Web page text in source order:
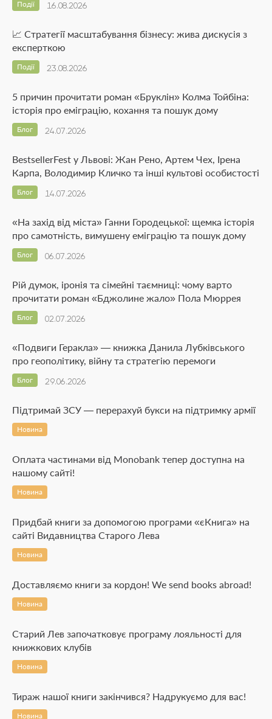
16.08.2026
Події
📈 Стратегії масштабування бізнесу: жива дискусія з
експерткою
23.08.2026
Події
5 причин прочитати роман «Бруклін» Колма Тойбіна:
історія про еміграцію, кохання та пошук дому
24.07.2026
Блог
BestsellerFest у Львові: Жан Рено, Артем Чех, Ірена
Карпа, Володимир Кличко та інші культові особистості
14.07.2026
Блог
«На захід від міста» Ганни Городецької: щемка історія
про самотність, вимушену еміграцію та пошук дому
06.07.2026
Блог
Рій думок, іронія та сімейні таємниці: чому варто
прочитати роман «Бджолине жало» Пола Мюррея
02.07.2026
Блог
«Подвиги Геракла» — книжка Данила Лубківського
про геополітику, війну та стратегію перемоги
29.06.2026
Блог
Підтримай ЗСУ — перерахуй букси на підтримку армії
Новина
Оплата частинами від Monobank тепер доступна на
нашому сайті!
Новина
Придбай книги за допомогою програми «єКнига» на
сайті Видавництва Старого Лева
Новина
Доставляємо книги за кордон! We send books abroad!
Новина
Старий Лев започатковує програму лояльності для
книжкових клубів
Новина
Тираж нашої книги закінчився? Надрукуємо для вас!
Новина